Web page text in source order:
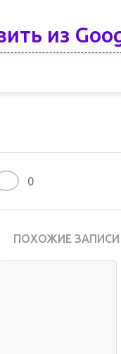
из
0
ПОХОЖИЕ